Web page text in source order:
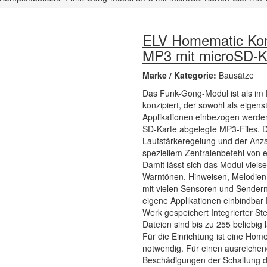
ELV Homematic
MP3 mit microSD-
Marke / Kategorie: Bausätze
Das Funk-Gong-Modul ist als
konzipiert, der sowohl als
Applikationen einbezogen
SD-Karte abgelegte MP3-Files.
Lautstärkeregelung und der
speziellem Zentralenbefehl von
Damit lässt sich das Modul
Warntönen, Hinweisen,
mit vielen Sensoren und
eigene Applikationen
Werk gespeichert Integrierter
Dateien sind bis zu 255
Für die Einrichtung ist eine
notwendig. Für einen
Beschädigungen der Schaltung